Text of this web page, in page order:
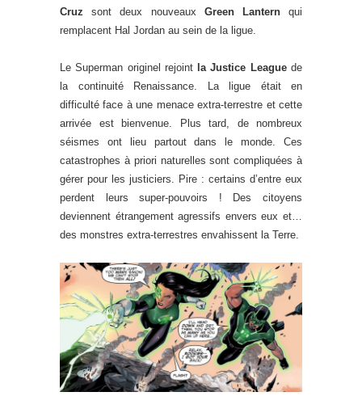
Cruz sont deux nouveaux Green Lanternqui
remplacent Hal Jordan au sein de la ligue.
Le Superman originel rejoint la Justice Leaguede
la continuité Renaissance. La ligue était en
difficulté face à une menace extra-terrestre et cette
arrivée est bienvenue. Plus tard, de nombreux
séismes ont lieu partout dans le monde. Ces
catastrophes à priori naturelles sont compliquées à
gérer pour les justiciers. Pire : certains d’entre eux
perdent leurs super-pouvoirs ! Des citoyens
deviennent étrangement agressifs envers eux et…
des monstres extra-terrestres envahissent la Terre.